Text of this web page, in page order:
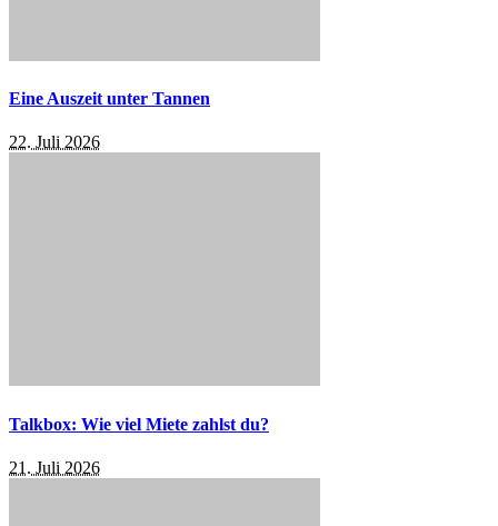
Eine Auszeit unter Tannen
22. Juli 2026
Talkbox: Wie viel Miete zahlst du?
21. Juli 2026